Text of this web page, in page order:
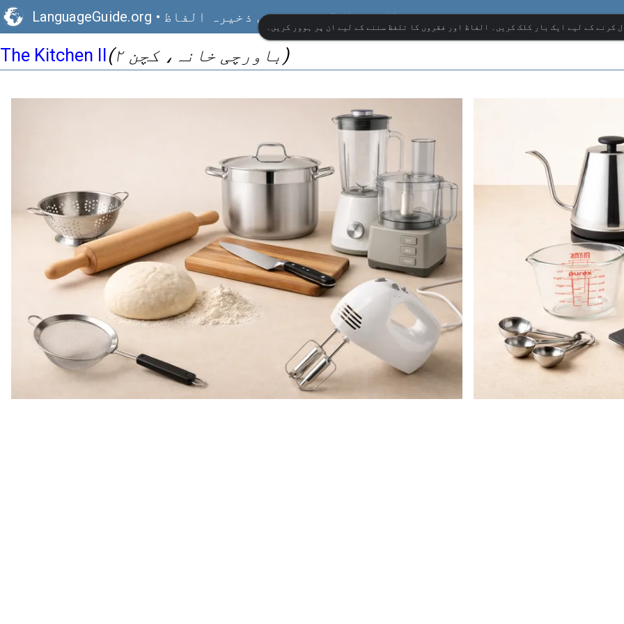
LanguageGuide.org • برطانوی انگریزی بصری ذخیرہ الفاظ
The Kitchen II (باورچی خانہ، کچن ۲)
کرنے کے لیے ایک بار کلک کریں۔ الفاظ اور فقروں کا تلفظ سننے کے لیے ان پر ہوور کریں۔